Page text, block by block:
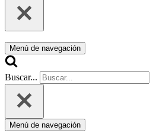
Menú de navegación
Buscar...
Menú de navegación